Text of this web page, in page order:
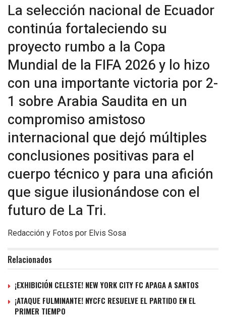
La selección nacional de Ecuador
continúa fortaleciendo su
proyecto rumbo a la Copa
Mundial de la FIFA 2026 y lo hizo
con una importante victoria por 2-
1 sobre Arabia Saudita en un
compromiso amistoso
internacional que dejó múltiples
conclusiones positivas para el
cuerpo técnico y para una afición
que sigue ilusionándose con el
futuro de La Tri.
Redacción y Fotos por Elvis Sosa
Relacionados
¡EXHIBICIÓN CELESTE! NEW YORK CITY FC APAGA A SANTOS
¡ATAQUE FULMINANTE! NYCFC RESUELVE EL PARTIDO EN EL
PRIMER TIEMPO